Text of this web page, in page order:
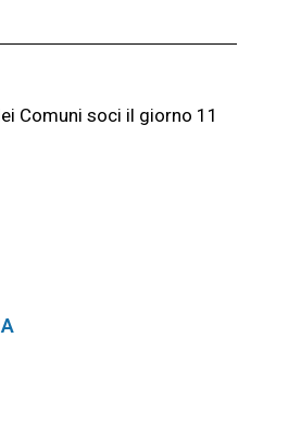
Comuni soci il giorno 11